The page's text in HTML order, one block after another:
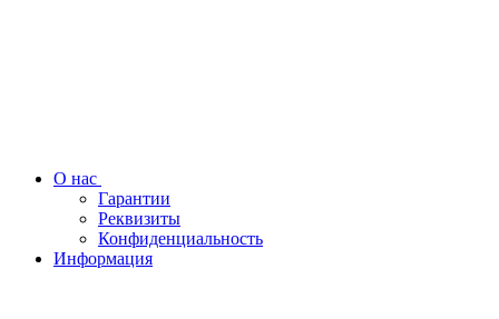
О нас
Гарантии
Реквизиты
Конфиденциальность
Информация